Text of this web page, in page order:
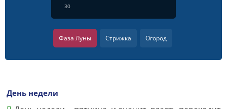
30
Фаза Луны Стрижка Огород
День недели